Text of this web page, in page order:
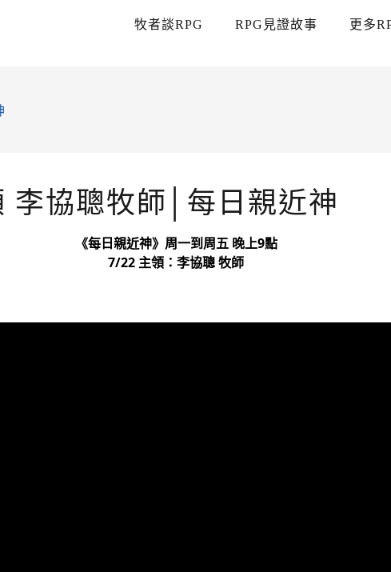
牧者談RPG RPG見證故事 更多
李協聰牧師│每日親近神
《每日親近神》周一到周五 晚上9點
7/22 主領：李協聰 牧師